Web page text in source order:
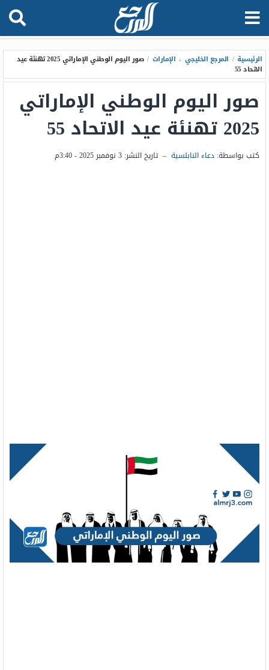
الرئيسية / المرجع الخليجي ، الإمارات /
صور اليوم الوطني الإماراتي 2025 تهنئة عيد
الاتحاد 55
صور اليوم الوطني الإماراتي
2025 تهنئة عيد الاتحاد 55
كتب بواسطة: دعاء النابلسية – تاريخ النشر: 3 نوفمبر 2025 - 3:40م